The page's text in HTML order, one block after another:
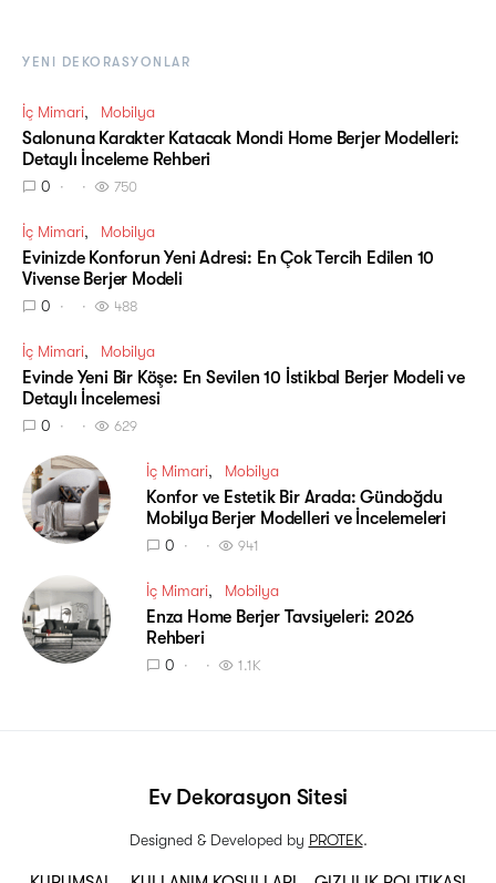
YENI DEKORASYONLAR
İç Mimari Mobilya
Salonuna Karakter Katacak Mondi Home Berjer Modelleri:
Detaylı İnceleme Rehberi
0 750
İç Mimari Mobilya
Evinizde Konforun Yeni Adresi: En Çok Tercih Edilen 10
Vivense Berjer Modeli
0 488
İç Mimari Mobilya
Evinde Yeni Bir Köşe: En Sevilen 10 İstikbal Berjer Modeli ve
Detaylı İncelemesi
0 629
İç Mimari Mobilya
Konfor ve Estetik Bir Arada: Gündoğdu
Mobilya Berjer Modelleri ve İncelemeleri
0 941
İç Mimari Mobilya
Enza Home Berjer Tavsiyeleri: 2026
Rehberi
0 1.1K
Ev Dekorasyon Sitesi
Designed & Developed by PROTEK.